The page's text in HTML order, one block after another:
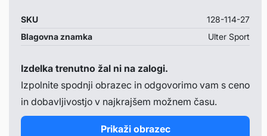
SKU
128-114-27
Blagovna znamka
Ulter Sport
Izdelka trenutno žal ni na zalogi.
Izpolnite spodnji obrazec in odgovorimo vam s ceno
in dobavljivostjo v najkrajšem možnem času.
Prikaži obrazec